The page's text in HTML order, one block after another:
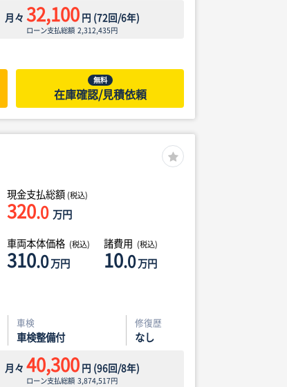
月々 32,100円 (72回/6年)
ローン支払総額2,312,435円
無料
在庫確認/見積依頼
現金支払総額 (税込)
320.0 万円
車両本体価格 (税込)
310.0万円
諸費用 (税込)
10.0万円
車検
車検整備付
修復歴
なし
月々 40,300円 (96回/8年)
ローン支払総額3,874,517円